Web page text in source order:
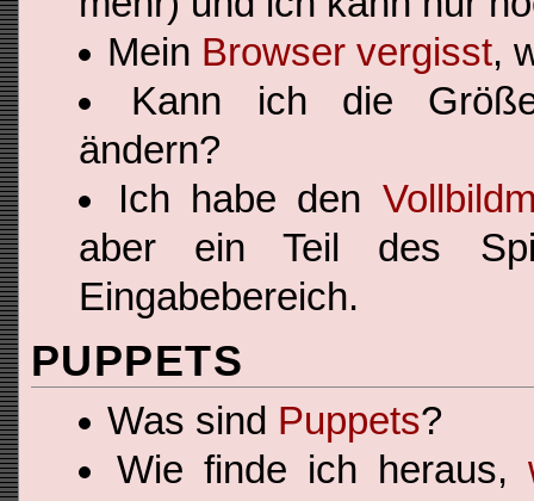
Mein Browser vergisst,
Kann ich die
ändern?
Ich habe den
aber ein Teil des
Eingabebereich.
PUPPETS
Was sind Puppets?
Wie finde ich heraus,